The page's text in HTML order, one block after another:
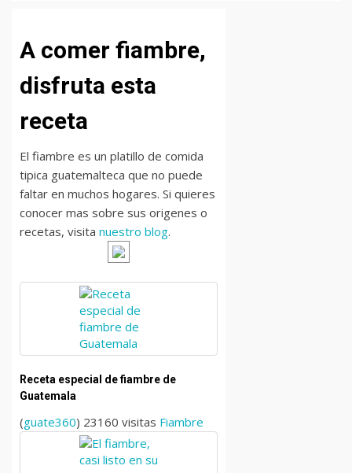
A comer fiambre,
disfruta esta
receta
El fiambre es un platillo de comida
tipica guatemalteca que no puede
faltar en muchos hogares. Si quieres
conocer mas sobre sus origenes o
recetas, visita nuestro blog.
Receta especial de fiambre de
Guatemala
(guate360) 23160 visitas Fiambre